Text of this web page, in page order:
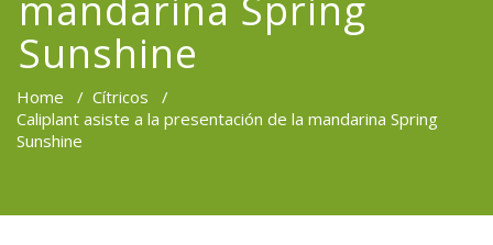
Sunshine
Home / Cítricos /
Caliplant asiste a la presentación de la mandarina Spring
Sunshine